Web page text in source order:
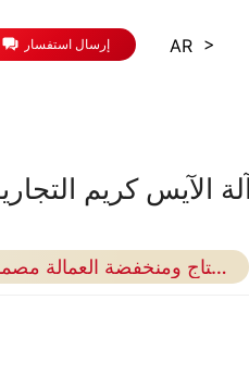
إرسال استفسار AR >
الآيس كريم
آلة آيس كريم تجارية عالية الإنتاج ومنخفضة العمالة مصممة لمراكز التسوق والمطارات وسيناريوهات التجزئة 24/7